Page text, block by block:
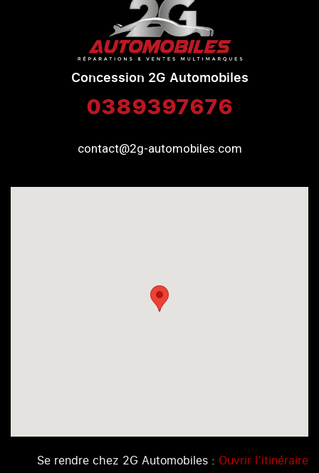
Concession 2G Automobiles
0389397676
contact@2g-automobiles.com
Se rendre chez 2G Automobiles : Ouvrir l’itinéraire